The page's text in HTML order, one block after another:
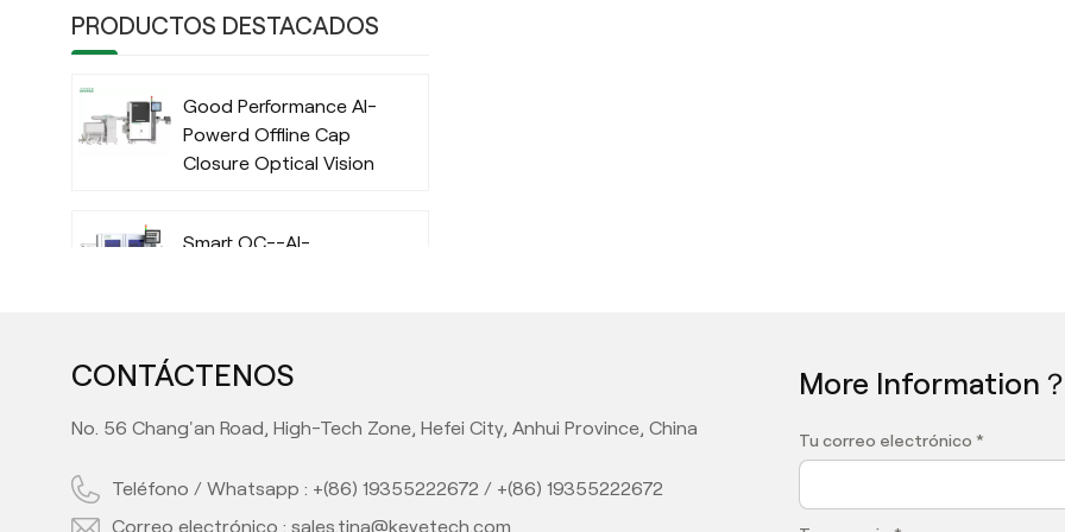
PRODUCTOS DESTACADOS
Good Performance AI-
Powerd Offline Cap
Closure Optical Vision
Algorithm
Smart QC--AI-
Algorithm
High Performance AI-
Offline Preform Vision
Full Automatic Inline
CONTÁCTENOS
No. 56 Chang'an Road, High-Tech Zone, Hefei City, Anhui Province, China
Teléfono / Whatsapp : +(86) 19355222672 / +(86) 19355222672
Correo electrónico :sales.tina@keyetech.com
More Information？
Tu correo electrónico *